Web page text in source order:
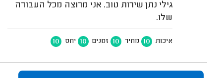
גילי נתן שירות טוב. אני מרוצה מכל העבודה
שלו.
איכות 10 מחיר 10 זמנים 10 יחס 10